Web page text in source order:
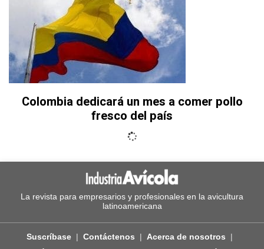
Colombia dedicará un mes a comer pollo
fresco del país
La revista para empresarios y profesionales en la avicultura
latinoamericana
Suscríbase Contáctenos
Acerca de nosotros